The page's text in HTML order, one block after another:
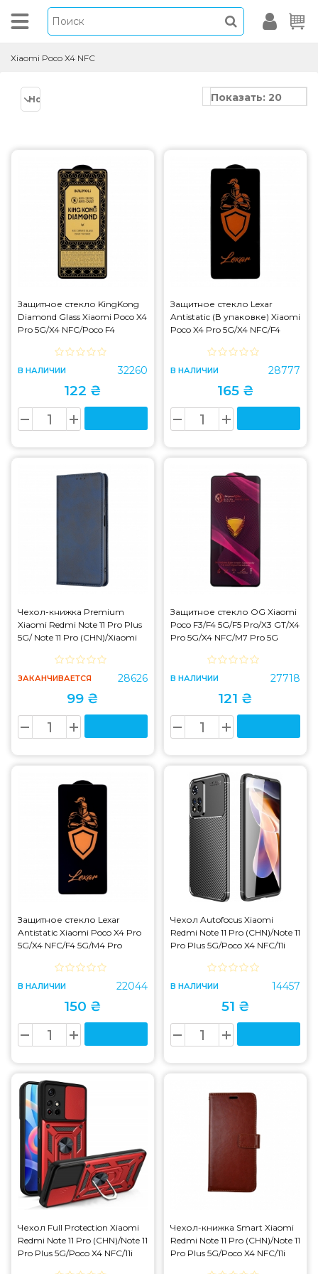
Xiaomi Poco X4 NFC
Новинки Показать: 20
Защитное стекло KingKong
Diamond Glass Xiaomi Poco X4
Pro 5G/X4 NFC/Poco F4
5G/K50 Ultra
В НАЛИЧИИ 32260
122 ₴
Защитное стекло Lexar
Antistatic (В упаковке) Xiaomi
Poco X4 Pro 5G/X4 NFC/F4
В НАЛИЧИИ 28777
165 ₴
Чехол-книжка Premium
Xiaomi Redmi Note 11 Pro Plus
5G/ Note 11 Pro (CHN)/Xiaomi
ЗАКАНЧИВАЕТСЯ 28626
99 ₴
Защитное стекло OG Xiaomi
Poco F3/F4 5G/F5 Pro/X3 GT/X4
Pro 5G/X4 NFC/M7 Pro 5G
В НАЛИЧИИ 27718
121 ₴
Защитное стекло Lexar
Antistatic Xiaomi Poco X4 Pro
5G/X4 NFC/F4 5G/M4 Pro
В НАЛИЧИИ 22044
150 ₴
Чехол Autofocus Xiaomi
Redmi Note 11 Pro (CHN)/Note 11
Pro Plus 5G/Poco X4 NFC/11i
В НАЛИЧИИ 14457
51 ₴
Чехол Full Protection Xiaomi
Redmi Note 11 Pro (CHN)/Note 11
Pro Plus 5G/Poco X4 NFC/11i
Чехол-книжка Smart Xiaomi
Redmi Note 11 Pro (CHN)/Note 11
Pro Plus 5G/Poco X4 NFC/11i